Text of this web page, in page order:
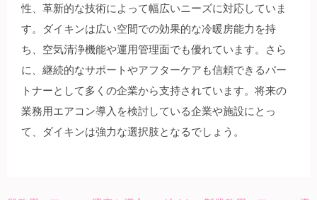
性、革新的な技術によって幅広いニーズに対応していま
す。ダイキンは広い空間での効果的な冷暖房能力を持
ち、空気清浄機能や運用管理面でも優れています。さら
に、継続的なサポートやアフターケアも信頼できるパー
トナーとして多くの企業から支持されています。将来の
業務用エアコン導入を検討している企業や施設にとっ
て、ダイキンは強力な選択肢となるでしょう。